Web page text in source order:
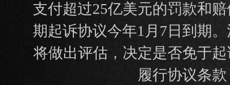
支付超过25亿美元的罚款和
期起诉协议今年1月7日到期
将做出评估，决定是否免于
履行协议条